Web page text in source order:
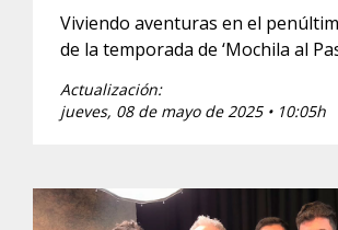
Viviendo aventuras en el
de la temporada de ‘Mochila al
Actualización:
jueves, 08 de mayo de 2025 • 10:05h